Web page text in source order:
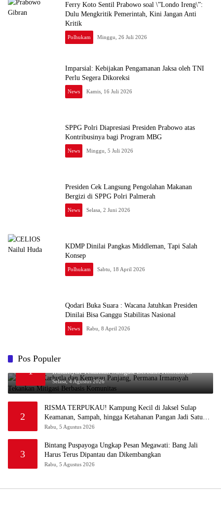
Ferry Koto Sentil Prabowo soal \”Londo Ireng\”:
Dulu Mengkritik Pemerintah, Kini Jangan Anti
Kritik
Polhukam Minggu, 26 Juli 2026
Imparsial: Kebijakan Pengamanan Jaksa oleh TNI
Perlu Segera Dikoreksi
News Kamis, 16 Juli 2026
SPPG Polri Diapresiasi Presiden Prabowo atas
Kontribusinya bagi Program MBG
News Minggu, 5 Juli 2026
Presiden Cek Langsung Pengolahan Makanan
Bergizi di SPPG Polri Palmerah
News Selasa, 2 Juni 2026
KDMP Dinilai Pangkas Middleman, Tapi Salah
Konsep
Polhukam Sabtu, 18 April 2026
Qodari Buka Suara : Wacana Jatuhkan Presiden
Dinilai Bisa Ganggu Stabilitas Nasional
News Rabu, 8 April 2026
Pos Populer
1
Waspada Karhutla dan Kemarau Panjang, Permana
Irmansyah Tekankan Mitigasi Berbasis Komunitas
Selasa, 4 Agustus 2026
2
RISMA TERPUKAU! Kampung Kecil di Jaksel Sulap
Keamanan, Sampah, hingga Ketahanan Pangan Jadi Satu
Sistem
Rabu, 5 Agustus 2026
3
Bintang Puspayoga Ungkap Pesan Megawati: Bang Jali
Harus Terus Dipantau dan Dikembangkan
Rabu, 5 Agustus 2026